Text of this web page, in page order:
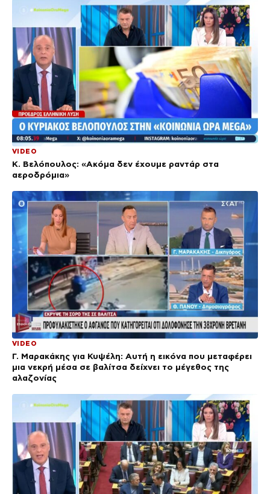
VIDEO
Κ. Βελόπουλος: «Ακόμα δεν έχουμε ραντάρ στα
αεροδρόμια»
VIDEO
Γ. Μαρακάκης για Κυψέλη: Αυτή η εικόνα που μεταφέρει
μια νεκρή μέσα σε βαλίτσα δείχνει το μέγεθος της
αλαζονίας